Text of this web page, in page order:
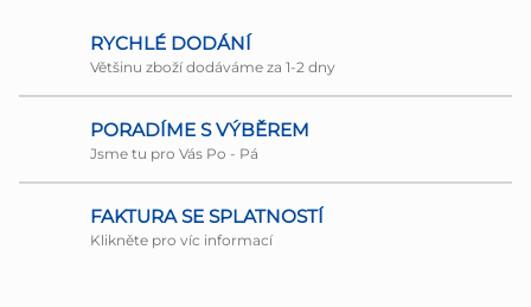
RYCHLÉ DODÁNÍ
Většinu zboží dodáváme za 1-2 dny
PORADÍME S VÝBĚREM
Jsme tu pro Vás Po - Pá
FAKTURA SE SPLATNOSTÍ
Klikněte pro víc informací